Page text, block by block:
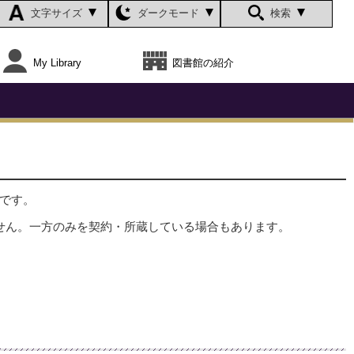
文字サイズ ダークモード 検索
My Library 図書館の紹介
す。
。一方のみを契約・所蔵している場合もあります。